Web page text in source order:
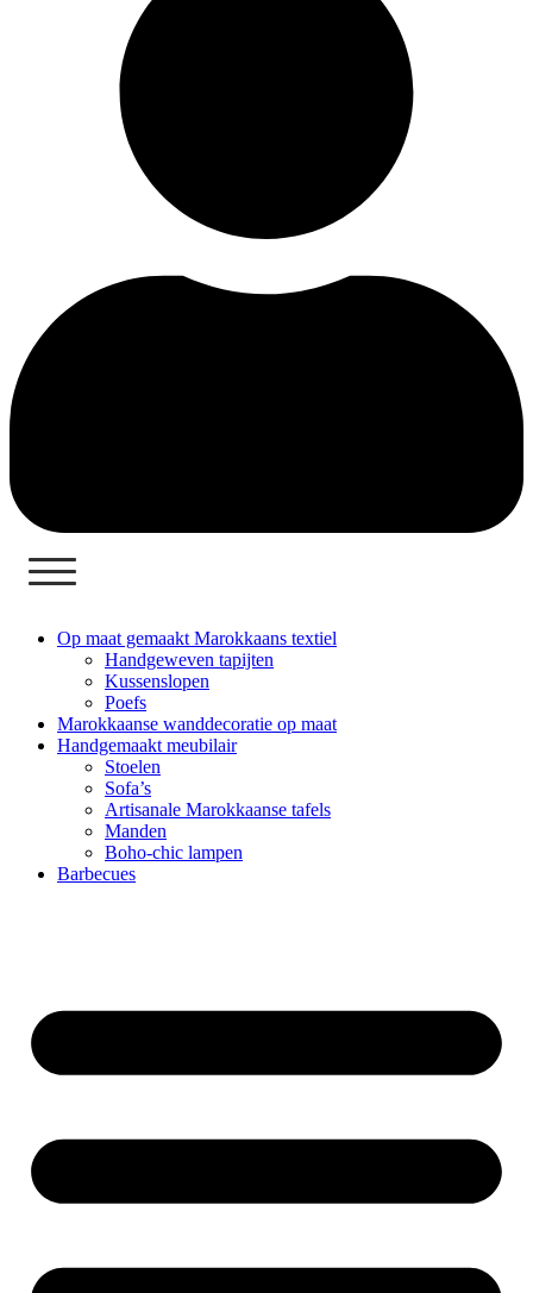
Op maat gemaakt Marokkaans textiel
Handgeweven tapijten
Kussenslopen
Poefs
Marokkaanse wanddecoratie op maat
Handgemaakt meubilair
Stoelen
Sofa’s
Artisanale Marokkaanse tafels
Manden
Boho-chic lampen
Barbecues